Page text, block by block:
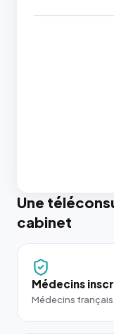
Une
cabinet
Médecins
Médecins